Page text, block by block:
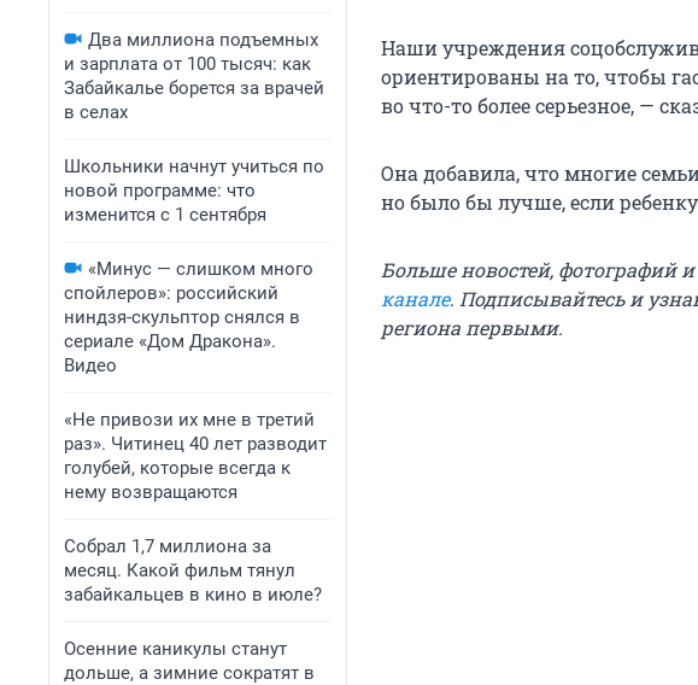
Два миллиона подъемных
и зарплата от 100 тысяч: как
Забайкалье борется за врачей
в селах
Школьники начнут учиться по
новой программе: что
изменится с 1 сентября
«Минус — слишком много
спойлеров»: российский
ниндзя-скульптор снялся в
сериале «Дом Дракона».
Видео
«Не привози их мне в третий
раз». Читинец 40 лет разводит
голубей, которые всегда к
нему возвращаются
Собрал 1,7 миллиона за
месяц. Какой фильм тянул
забайкальцев в кино в июле?
Осенние каникулы станут
дольше, а зимние сократят в
Наши учреждения
ориентированы на то, чтобы
во что-то более серьезное, —
Она добавила, что многие
но было бы лучше, если
Больше новостей, фотографий
канале. Подписывайтесь и
региона первыми.